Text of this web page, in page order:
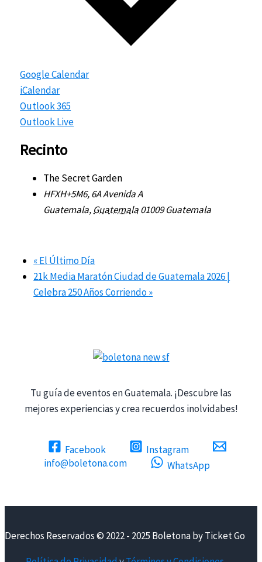
Google Calendar
iCalendar
Outlook 365
Outlook Live
Recinto
The Secret Garden
HFXH+5M6, 6A Avenida A
Guatemala, Guatemala01009 Guatemala
«El Último Día
21k Media Maratón Ciudad de Guatemala 2026 |
Celebra 250 Años Corriendo»
Tu guía de eventos en Guatemala. ¡Descubre las
mejores experiencias y crea recuerdos inolvidabes!
Facebook
Instagram
info@boletona.com
WhatsApp
Derechos Reservados © 2022 - 2025 Boletona by Ticket Go